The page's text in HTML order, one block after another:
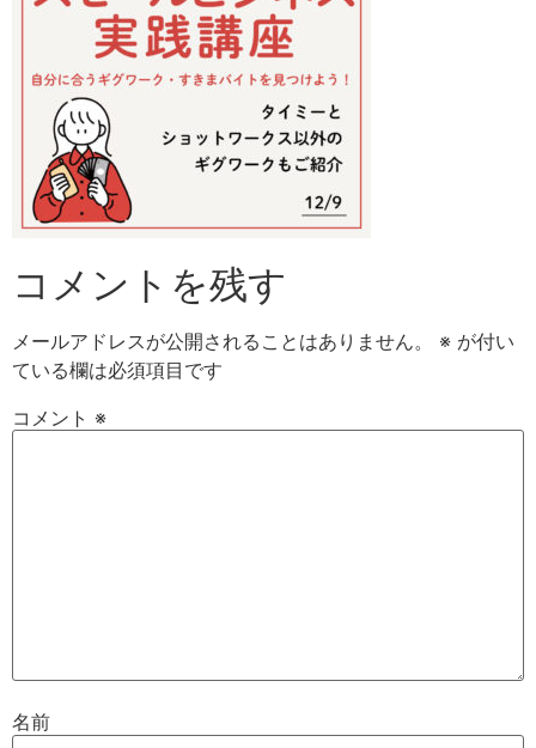
コメントを残す
メールアドレスが公開されることはありません。 ※ が付い
ている欄は必須項目です
コメント ※
名前